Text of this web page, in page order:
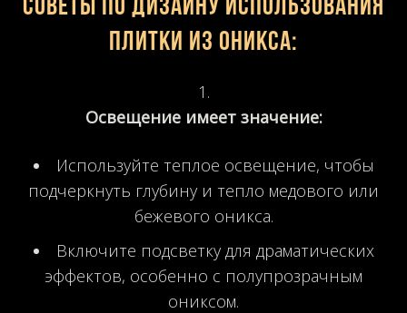
Советы по дизайну использования
плитки из оникса:
Освещение имеет значение:
Используйте теплое освещение, чтобы
подчеркнуть глубину и тепло медового или
бежевого оникса.
Включите подсветку для драматических
эффектов, особенно с полупрозрачным
ониксом.